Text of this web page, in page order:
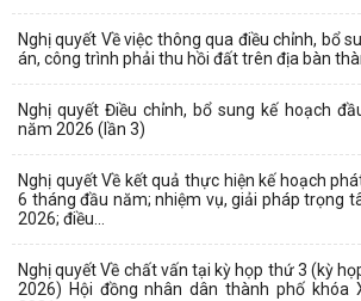
Nghị quyết Về việc thông qua điều chỉnh, bổ
án, công trình phải thu hồi đất trên địa bàn
Nghị quyết Điều chỉnh, bổ sung kế hoạch
năm 2026 (lần 3)
Nghị quyết Về kết quả thực hiện kế hoạch
6 tháng đầu năm; nhiệm vụ, giải pháp trọng
2026; điều...
Nghị quyết Về chất vấn tại kỳ họp thứ 3 (kỳ
2026) Hội đồng nhân dân thành phố khóa